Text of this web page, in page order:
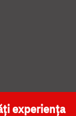
experiența